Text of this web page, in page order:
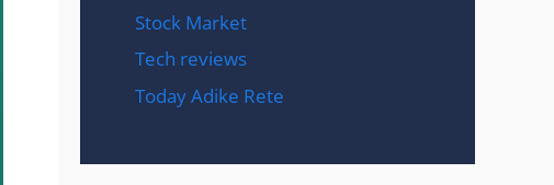
Stock Market
Tech reviews
Today Adike Rete